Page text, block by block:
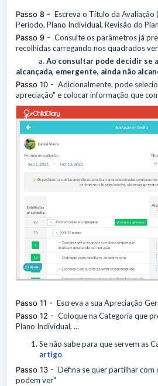
Passo 8 - Escreva o Título da Avaliação
Período, Plano Individual, Revisão do
Passo 9 - Consulte os parâmetros já
recolhidas carregando nos quadrados
a. Ao consultar pode decidir se
alcançada, emergente, ainda não
Passo 10 - Adicionalmente, pode
apreciação" e colocar informação que
Passo 11 - Escreva a sua Apreciação
Passo 12 - Coloque na Categoria que
Plano Individual, ...
Se não sabe para que servem as
artigo
Passo 13 - Defina se quer partilhar com
podem ver"